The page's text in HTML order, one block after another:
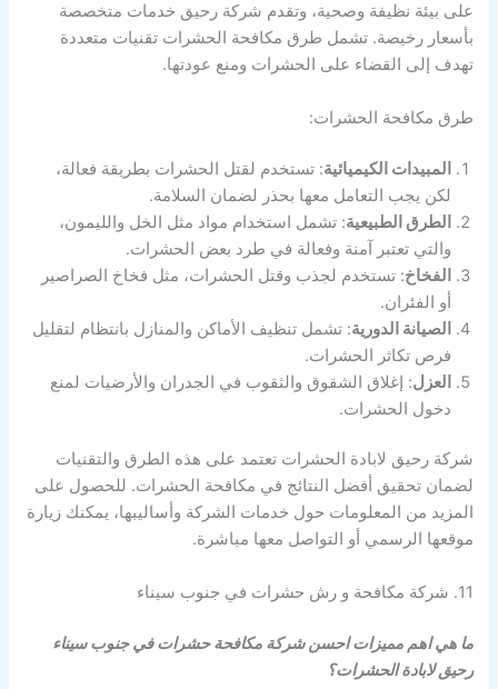
على بيئة نظيفة وصحية، وتقدم شركة رحيق خدمات متخصصة
بأسعار رخيصة. تشمل طرق مكافحة الحشرات تقنيات متعددة
تهدف إلى القضاء على الحشرات ومنع عودتها.
طرق مكافحة الحشرات:
المبيدات الكيميائية: تستخدم لقتل الحشرات بطريقة فعالة،
لكن يجب التعامل معها بحذر لضمان السلامة.
الطرق الطبيعية: تشمل استخدام مواد مثل الخل والليمون،
والتي تعتبر آمنة وفعالة في طرد بعض الحشرات.
الفخاخ: تستخدم لجذب وقتل الحشرات، مثل فخاخ الصراصير
أو الفئران.
الصيانة الدورية: تشمل تنظيف الأماكن والمنازل بانتظام لتقليل
فرص تكاثر الحشرات.
العزل: إغلاق الشقوق والثقوب في الجدران والأرضيات لمنع
دخول الحشرات.
شركة رحيق لابادة الحشرات تعتمد على هذه الطرق والتقنيات
لضمان تحقيق أفضل النتائج في مكافحة الحشرات. للحصول على
المزيد من المعلومات حول خدمات الشركة وأساليبها، يمكنك زيارة
موقعها الرسمي أو التواصل معها مباشرة.
11. شركة مكافحة و رش حشرات في جنوب سيناء
ما هي اهم مميزات احسن شركة مكافحة حشرات في جنوب سيناء
رحيق لابادة الحشرات؟